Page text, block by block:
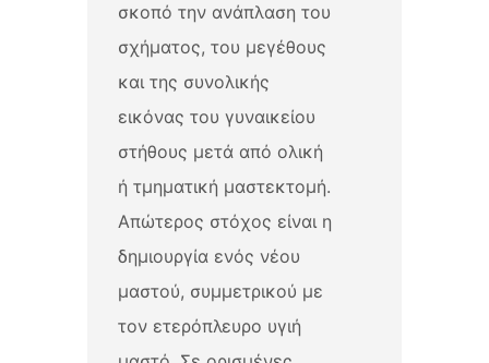
σκοπό την ανάπλαση του
σχήματος, του μεγέθους
και της συνολικής
εικόνας του γυναικείου
στήθους μετά από ολική
ή τμηματική μαστεκτομή.
Απώτερος στόχος είναι η
δημιουργία ενός νέου
μαστού, συμμετρικού με
τον ετερόπλευρο υγιή